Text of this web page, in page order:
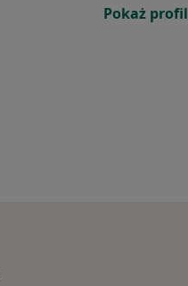
Pokaż profil